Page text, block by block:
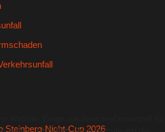
Steinberg-Night-Cup 2026
andere uns helfen, diese Website und die